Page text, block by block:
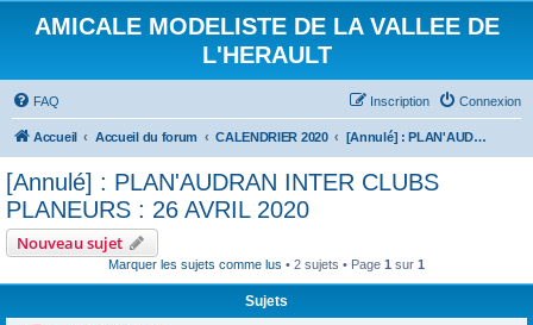
AMICALE MODELISTE DE LA VALLEE DE
L'HERAULT
FAQ Connexion
Inscription
Accueil Accueil du forum CALENDRIER 2020 [Annulé] : PLAN'AUDRAN INTER CLUBS PLANEURS : 26 AVRIL 2020
[Annulé] : PLAN'AUDRAN INTER CLUBS
PLANEURS : 26 AVRIL 2020
Nouveau sujet
Marquer les sujets comme lus • 2 sujets • Page 1 sur 1
Sujets